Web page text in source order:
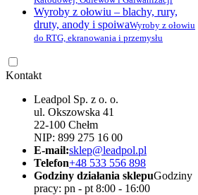
Wyroby z ołowiu – blachy, rury,
druty, anody i spoiwaWyroby z ołowiu
do RTG, ekranowania i przemysłu
Kontakt
Leadpol Sp. z o. o.
ul. Okszowska 41
22-100 Chełm
NIP: 899 275 16 00
E-mail:sklep@leadpol.pl
Telefon+48 533 556 898
Godziny działania sklepuGodziny
pracy: pn - pt 8:00 - 16:00